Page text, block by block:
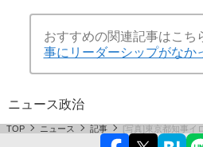
おすすめの関連記事はこち
事にリーダーシップがなか
ニュース政治
TOP ニュース 記事 [写真]東京都知事イ